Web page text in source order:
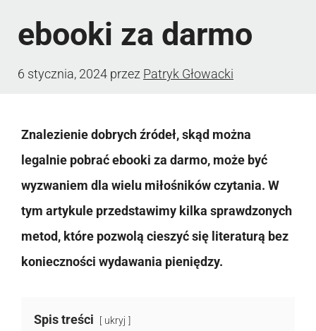
ebooki za darmo
6 stycznia, 2024 przez Patryk Głowacki
Znalezienie dobrych źródeł, skąd można
legalnie pobrać ebooki za darmo, może być
wyzwaniem dla wielu miłośników czytania. W
tym artykule przedstawimy kilka sprawdzonych
metod, które pozwolą cieszyć się literaturą bez
konieczności wydawania pieniędzy.
Spis treści ukryj